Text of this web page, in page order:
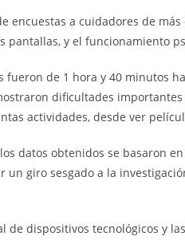
encuestas a cuidadores de
pantallas, y el funcionamiento
fueron de 1 hora y 40 minutos
dificultades
actividades, desde ver
datos obtenidos se basaron
un giro sesgado a la
de dispositivos tecnológicos y